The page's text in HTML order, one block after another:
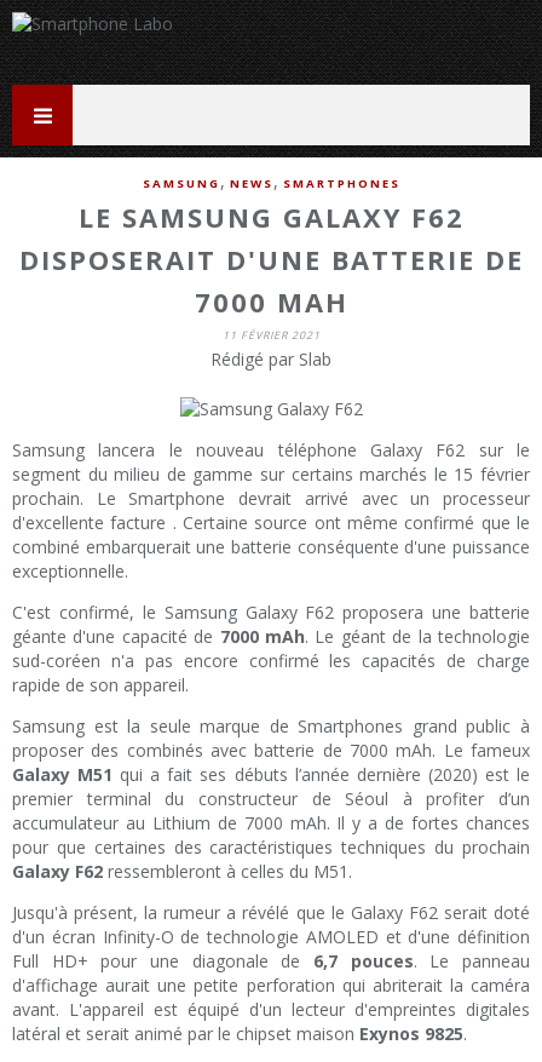
SAMSUNG , NEWS , SMARTPHONES
LE SAMSUNG GALAXY F62
DISPOSERAIT D'UNE BATTERIE DE
7000 MAH
11 FÉVRIER 2021
Rédigé par Slab
Samsung lancera le nouveau téléphone Galaxy F62 sur le
segment du milieu de gamme sur certains marchés le 15 février
prochain. Le Smartphone devrait arrivé avec un processeur
d'excellente facture . Certaine source ont même confirmé que le
combiné embarquerait une batterie conséquente d'une puissance
exceptionnelle.
C'est confirmé, le Samsung Galaxy F62 proposera une batterie
géante d'une capacité de 7000 mAh. Le géant de la technologie
sud-coréen n'a pas encore confirmé les capacités de charge
rapide de son appareil.
Samsung est la seule marque de Smartphones grand public à
proposer des combinés avec batterie de 7000 mAh. Le fameux
Galaxy M51 qui a fait ses débuts l’année dernière (2020) est le
premier terminal du constructeur de Séoul à profiter d’un
accumulateur au Lithium de 7000 mAh. Il y a de fortes chances
pour que certaines des caractéristiques techniques du prochain
Galaxy F62 ressembleront à celles du M51.
Jusqu'à présent, la rumeur a révélé que le Galaxy F62 serait doté
d'un écran Infinity-O de technologie AMOLED et d'une définition
Full HD+ pour une diagonale de 6,7 pouces. Le panneau
d'affichage aurait une petite perforation qui abriterait la caméra
avant. L'appareil est équipé d'un lecteur d'empreintes digitales
latéral et serait animé par le chipset maison Exynos 9825.